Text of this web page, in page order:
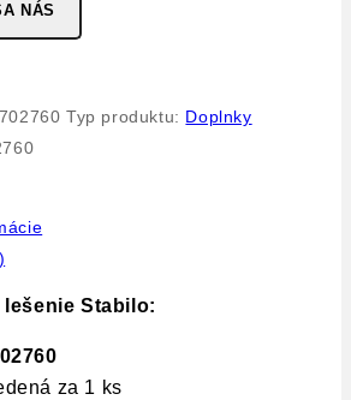
NÁS
702760 Typ produktu: Doplnky
Stabilo:
za 1 ks